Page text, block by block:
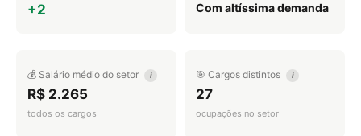
+2 Com altíssima demanda
💰 Salário médio do setor i
R$ 2.265
todos os cargos
🎯 Cargos distintos i
27
ocupações no setor